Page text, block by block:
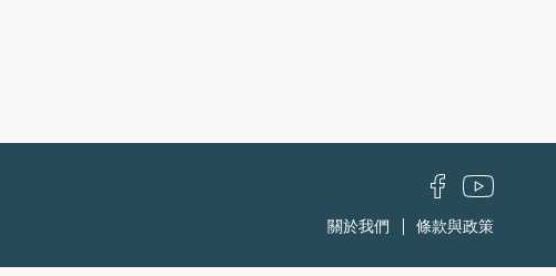
關於我們
條款與政策